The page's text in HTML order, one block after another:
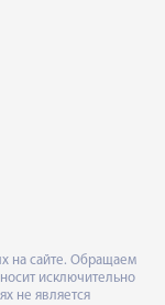
на сайте. Обращаем
носит исключительно
не является